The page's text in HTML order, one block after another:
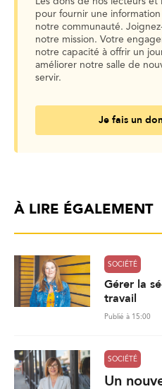
pour fournir une
notre communauté.
notre mission. Votre
notre capacité à offrir un
améliorer notre salle de
servir.
Je fais un
À LIRE ÉGALEMENT
SOCIÉTÉ
Gérer la
travail
Publié à 15:00
SOCIÉTÉ
Un